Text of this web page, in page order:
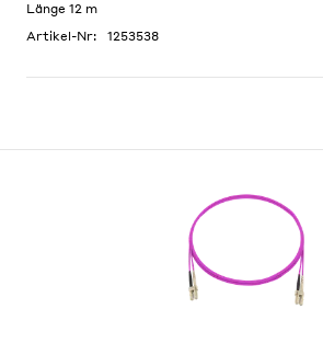
Länge 12 m
Artikel-Nr:
1253538